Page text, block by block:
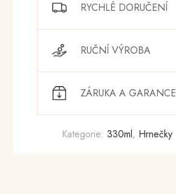
RYCHLÉ DORUČENÍ
RUČNÍ VÝROBA
ZÁRUKA A GARANCE
Kategorie:330ml, Hrnečky